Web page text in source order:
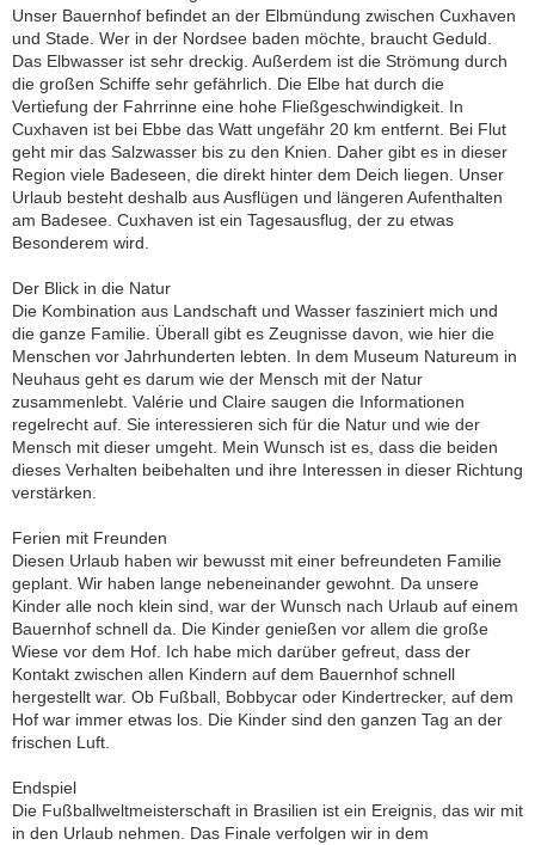
Unser Bauernhof befindet an der Elbmündung zwischen Cuxhaven
und Stade. Wer in der Nordsee baden möchte, braucht Geduld.
Das Elbwasser ist sehr dreckig. Außerdem ist die Strömung durch
die großen Schiffe sehr gefährlich. Die Elbe hat durch die
Vertiefung der Fahrrinne eine hohe Fließgeschwindigkeit. In
Cuxhaven ist bei Ebbe das Watt ungefähr 20 km entfernt. Bei Flut
geht mir das Salzwasser bis zu den Knien. Daher gibt es in dieser
Region viele Badeseen, die direkt hinter dem Deich liegen. Unser
Urlaub besteht deshalb aus Ausflügen und längeren Aufenthalten
am Badesee. Cuxhaven ist ein Tagesausflug, der zu etwas
Besonderem wird.
Der Blick in die Natur
Die Kombination aus Landschaft und Wasser fasziniert mich und
die ganze Familie. Überall gibt es Zeugnisse davon, wie hier die
Menschen vor Jahrhunderten lebten. In dem Museum Natureum in
Neuhaus geht es darum wie der Mensch mit der Natur
zusammenlebt. Valérie und Claire saugen die Informationen
regelrecht auf. Sie interessieren sich für die Natur und wie der
Mensch mit dieser umgeht. Mein Wunsch ist es, dass die beiden
dieses Verhalten beibehalten und ihre Interessen in dieser Richtung
verstärken.
Ferien mit Freunden
Diesen Urlaub haben wir bewusst mit einer befreundeten Familie
geplant. Wir haben lange nebeneinander gewohnt. Da unsere
Kinder alle noch klein sind, war der Wunsch nach Urlaub auf einem
Bauernhof schnell da. Die Kinder genießen vor allem die große
Wiese vor dem Hof. Ich habe mich darüber gefreut, dass der
Kontakt zwischen allen Kindern auf dem Bauernhof schnell
hergestellt war. Ob Fußball, Bobbycar oder Kindertrecker, auf dem
Hof war immer etwas los. Die Kinder sind den ganzen Tag an der
frischen Luft.
Endspiel
Die Fußballweltmeisterschaft in Brasilien ist ein Ereignis, das wir mit
in den Urlaub nehmen. Das Finale verfolgen wir in dem